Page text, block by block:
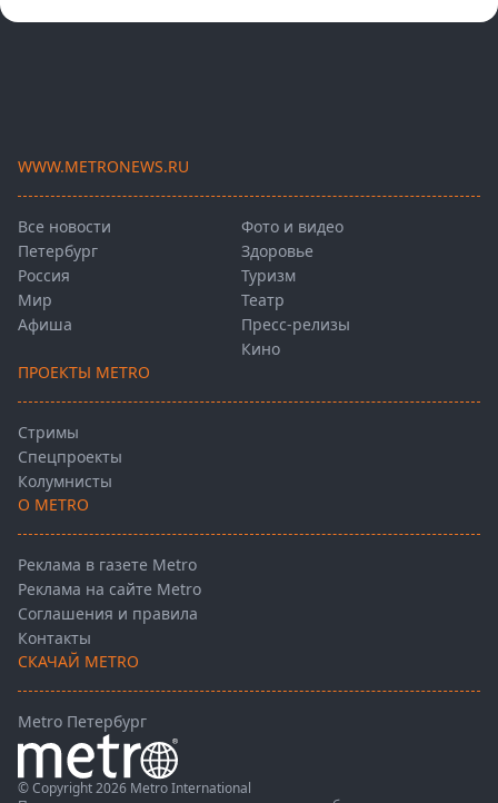
WWW.METRONEWS.RU
Все новости
Петербург
Россия
Мир
Афиша
Фото и видео
Здоровье
Туризм
Театр
Пресс-релизы
Кино
ПРОЕКТЫ METRO
Стримы
Спецпроекты
Колумнисты
О METRO
Реклама в газете Metro
Реклама на сайте Metro
Соглашения и правила
Контакты
СКАЧАЙ METRO
Metro Петербург
© Copyright 2026 Metro International